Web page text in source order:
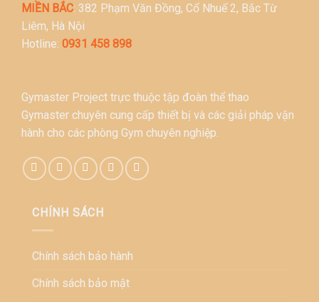
MIỀN BẮC: 382 Phạm Văn Đồng, Cổ Nhuế 2, Bắc Từ
Liêm, Hà Nội
Hotline: 0931 458 898
Gymaster Project trực thuộc tập đoàn thể thao
Gymaster chuyên cung cấp thiết bị và các giải pháp vận
hành cho các phòng Gym chuyên nghiệp.
CHÍNH SÁCH
Chính sách bảo hành
Chính sách bảo mật